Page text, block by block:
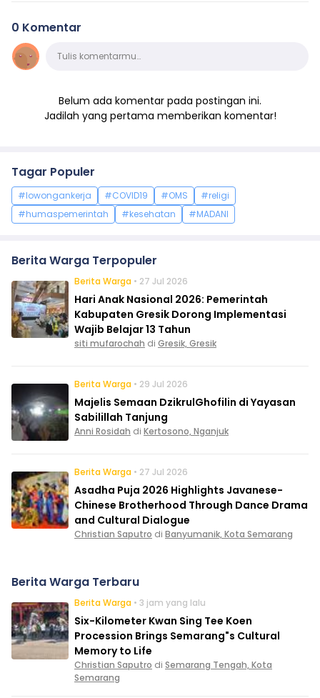
0 Komentar
KomentarTulis komentarmu…
Belum ada komentar pada postingan ini.
Jadilah yang pertama memberikan komentar!
Tagar Populer
#lowongankerja #COVID19 #OMS
#religi
#humaspemerintah
#kesehatan #MADANI
Berita Warga Terpopuler
Berita Warga • 27 Jul 2026
Hari Anak Nasional 2026: Pemerintah
Kabupaten Gresik Dorong Implementasi
Wajib Belajar 13 Tahun
siti mufarochah di Gresik, Gresik
Berita Warga • 29 Jul 2026
Majelis Semaan DzikrulGhofilin di Yayasan
Sabilillah Tanjung
Anni Rosidah di Kertosono, Nganjuk
Berita Warga • 27 Jul 2026
Asadha Puja 2026 Highlights Javanese-
Chinese Brotherhood Through Dance Drama
and Cultural Dialogue
Christian Saputro di Banyumanik, Kota Semarang
Berita Warga Terbaru
Berita Warga • 3 jam yang lalu
Six-Kilometer Kwan Sing Tee Koen
Procession Brings Semarang"s Cultural
Memory to Life
Christian Saputro di Semarang Tengah, Kota
Semarang